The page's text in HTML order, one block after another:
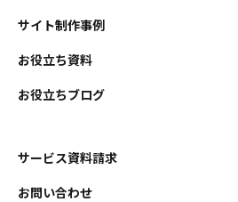
サイト制作事例
お役立ち資料
お役立ちブログ
サービス資料請求
お問い合わせ